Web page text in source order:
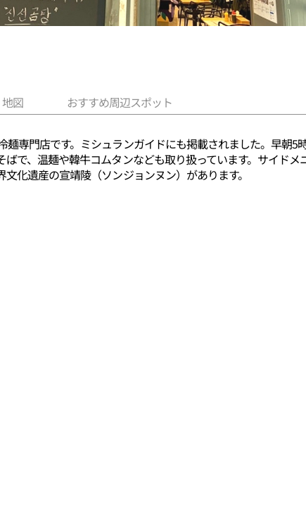
地図 おすすめ周辺スポット
専門店です。ミシュランガイドにも掲載されました。早朝5
で、温麺や韓牛コムタンなども取り扱っています。サイド
化遺産の宣靖陵（ソンジョンヌン）があります。